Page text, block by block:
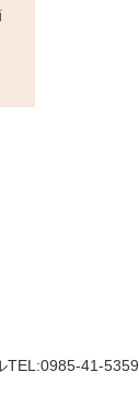
TEL:0985-41-5359